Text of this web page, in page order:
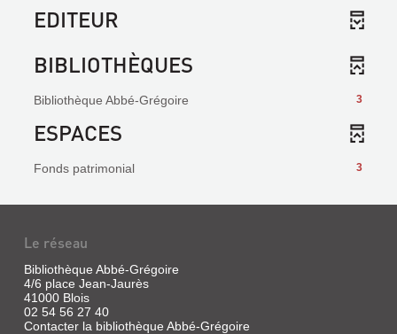
EDITEUR
BIBLIOTHÈQUES
3
Bibliothèque Abbé-Grégoire
ESPACES
3
Fonds patrimonial
Le réseau
Bibliothèque Abbé-Grégoire
4/6 place Jean-Jaurès
41000 Blois
02 54 56 27 40
Contacter la bibliothèque Abbé-Grégoire